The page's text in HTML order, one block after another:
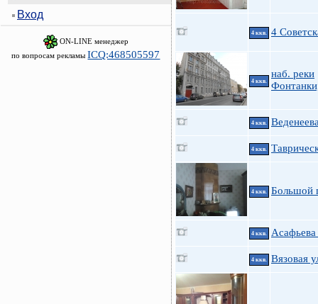
Вход
ON-LINE менеджер
по вопросам рекламы ICQ:468505597
4 ккв. 4
4 ккв.
наб. реки
4 ккв.
4 ккв.
4 ккв. Большой
4 ккв. Асафьева
4 ккв. Вязовая